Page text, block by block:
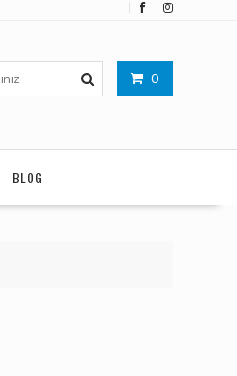
0
BLOG